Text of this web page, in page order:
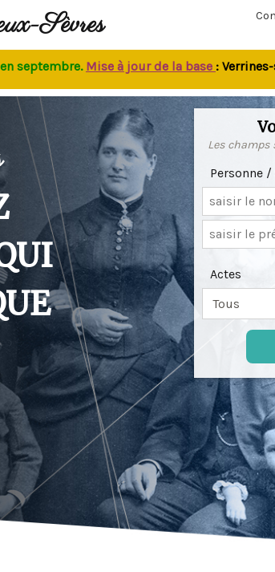
Sèvres
Mise à jour de la base: Verrines-
Les
Personne
Actes